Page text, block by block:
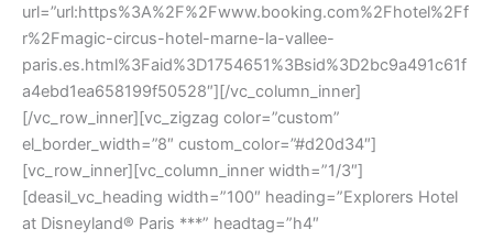
url=”url:https%3A%2F%2Fwww.booking.com%2Fhotel%2Ff
r%2Fmagic-circus-hotel-marne-la-vallee-
paris.es.html%3Faid%3D1754651%3Bsid%3D2bc9a491c61f
a4ebd1ea658199f50528″][/vc_column_inner]
[/vc_row_inner][vc_zigzag color=”custom”
el_border_width=”8″ custom_color=”#d20d34″]
[vc_row_inner][vc_column_inner width=”1/3″]
[deasil_vc_heading width=”100″ heading=”Explorers Hotel
at Disneyland® Paris ***” headtag=”h4″